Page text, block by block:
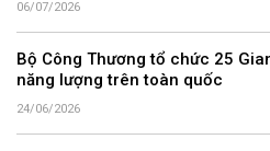
06/07/2026
Bộ Công Thương tổ chức 25
năng lượng trên toàn quốc
24/06/2026